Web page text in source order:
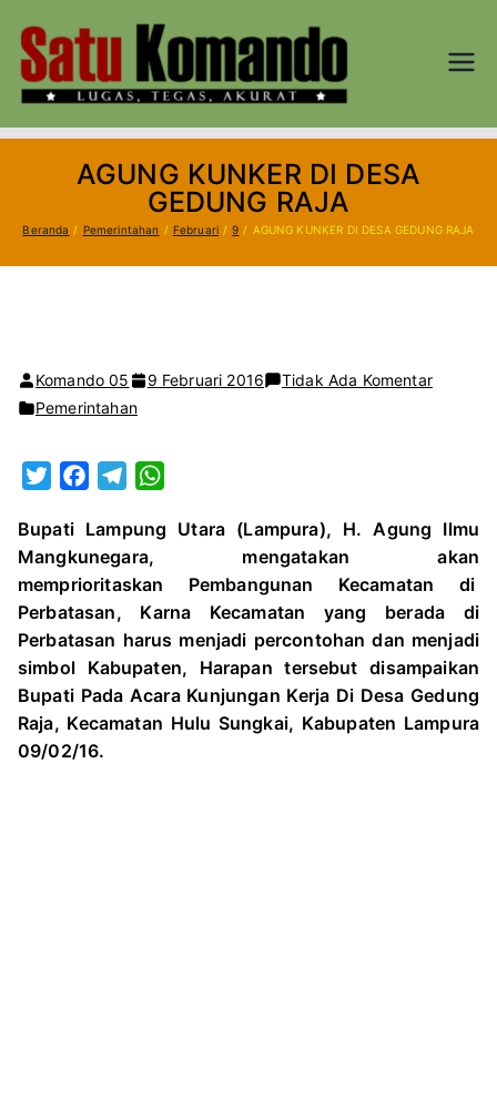
konten
KOM
O.CO
Lugas, Tegas,
AGUNG KUNKER DI DESA
GEDUNG RAJA
Beranda Pemerintahan Februari 9 AGUNG KUNKER DI DESA GEDUNG RAJA
Komando 05 9 Februari 2016 Tidak Ada Komentarpada
Pemerintahan
i
t
t
e
r
c
e
b
o
o
k
l
e
g
a
m
a
A
p
p
Bupati Lampung Utara (Lampura), H. Agung Ilmu
Mangkunegara, mengatakan akan
memprioritaskan Pembangunan Kecamatan di
Perbatasan, Karna Kecamatan yang berada di
Perbatasan harus menjadi percontohan dan menjadi
simbol Kabupaten, Harapan tersebut disampaikan
Bupati Pada Acara Kunjungan Kerja Di Desa Gedung
Raja, Kecamatan Hulu Sungkai, Kabupaten Lampura
09/02/16.